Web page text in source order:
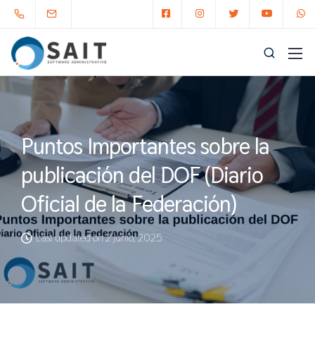
Puntos Importantes sobre la
publicación del DOF (Diario
Oficial de la Federación)
Last updated on 2 junio, 2025